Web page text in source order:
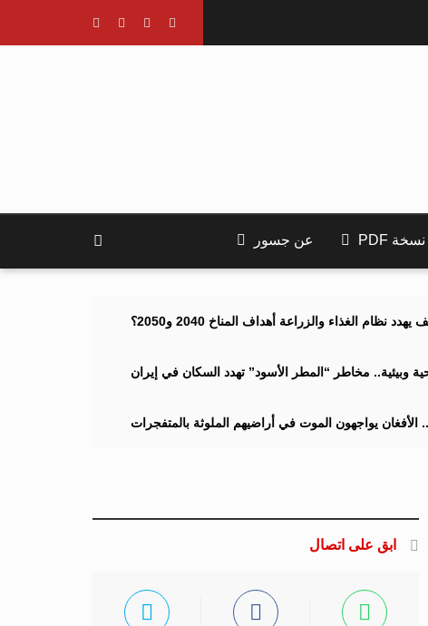
نسخة PDF عن جسور
نظام الغذاء والزراعة أهداف المناخ 2040 و2050؟
وبيئية.. مخاطر “المطر الأسود” تهدد السكان في إيران
الأفغان يواجهون الموت في أراضيهم الملوثة بالمتفجرات
ابق على اتصال